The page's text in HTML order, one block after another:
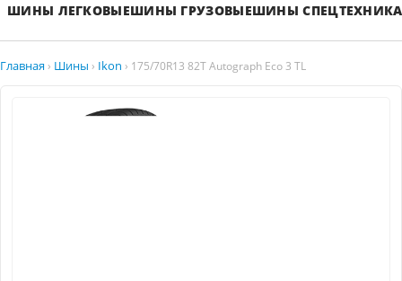
ШИНЫ ЛЕГКОВЫЕШИНЫ ГРУЗОВЫЕШИНЫ СПЕЦТЕХНИКА
Главная › Шины › Ikon › 175/70R13 82T Autograph Eco 3 TL